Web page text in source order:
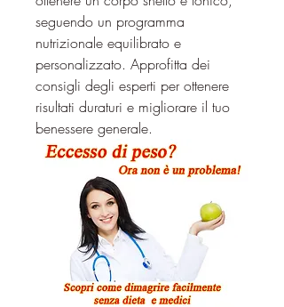
seguendo un programma
nutrizionale equilibrato e
personalizzato. Approfitta dei
consigli degli esperti per ottenere
risultati duraturi e migliorare il tuo
benessere generale.